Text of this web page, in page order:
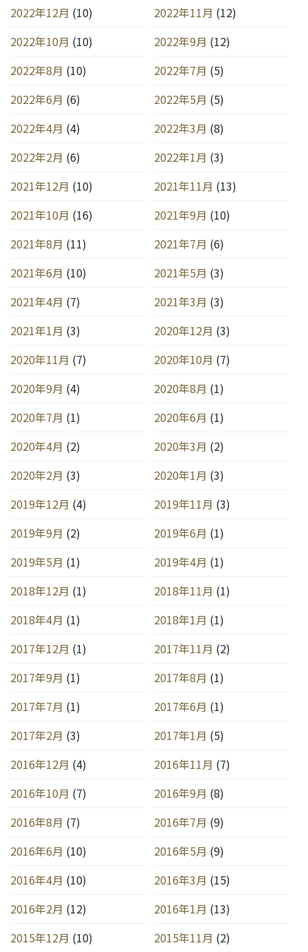
2022年12月 (10) 2022年11月 (12)
2022年10月 (10) 2022年9月 (12)
2022年8月 (10) 2022年7月 (5)
2022年6月 (6) 2022年5月 (5)
2022年4月 (4) 2022年3月 (8)
2022年2月 (6) 2022年1月 (3)
2021年12月 (10) 2021年11月 (13)
2021年10月 (16) 2021年9月 (10)
2021年8月 (11) 2021年7月 (6)
2021年6月 (10) 2021年5月 (3)
2021年4月 (7) 2021年3月 (3)
2021年1月 (3) 2020年12月 (3)
2020年11月 (7) 2020年10月 (7)
2020年9月 (4) 2020年8月 (1)
2020年7月 (1) 2020年6月 (1)
2020年4月 (2) 2020年3月 (2)
2020年2月 (3) 2020年1月 (3)
2019年12月 (4) 2019年11月 (3)
2019年9月 (2) 2019年6月 (1)
2019年5月 (1) 2019年4月 (1)
2018年12月 (1) 2018年11月 (1)
2018年4月 (1) 2018年1月 (1)
2017年12月 (1) 2017年11月 (2)
2017年9月 (1) 2017年8月 (1)
2017年7月 (1) 2017年6月 (1)
2017年2月 (3) 2017年1月 (5)
2016年12月 (4) 2016年11月 (7)
2016年10月 (7) 2016年9月 (8)
2016年8月 (7) 2016年7月 (9)
2016年6月 (10) 2016年5月 (9)
2016年4月 (10) 2016年3月 (15)
2016年2月 (12) 2016年1月 (13)
2015年12月 (10) 2015年11月 (2)